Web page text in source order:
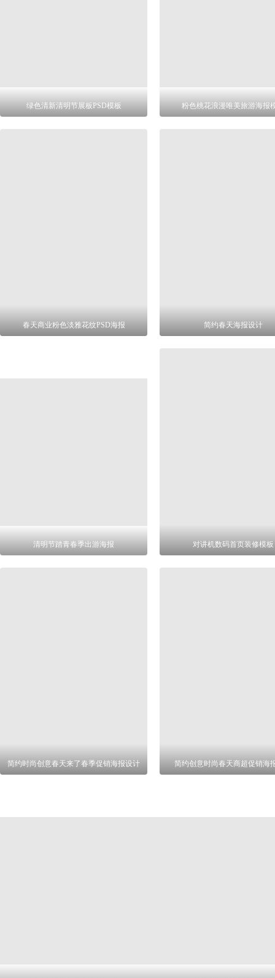
绿色清新清明节展板PSD模板 粉色桃花浪漫唯美旅游海报
春天商业粉色淡雅花纹PSD海报 简约春天海报设计
清明节踏青春季出游海报 对讲机数码首页装修模板
简约时尚创意春天来了春季促销海报设计 简约创意时尚春天商超促销海